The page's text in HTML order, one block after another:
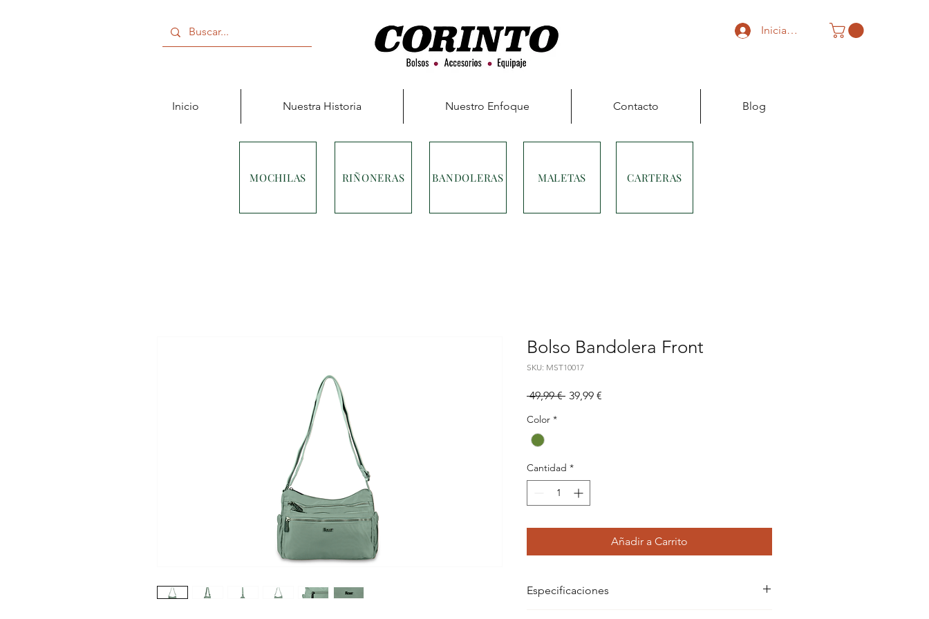
Iniciar sesión
Inicio Nuestra Historia Nuestro Enfoque Contacto Blog
MOCHILAS RIÑONERAS BANDOLERAS MALETAS CARTERAS
Bolso Bandolera Front
SKU: MST10017
49,99 € Precio
39,99 €
Color *
Cantidad *
Añadir a Carrito
Especificaciones